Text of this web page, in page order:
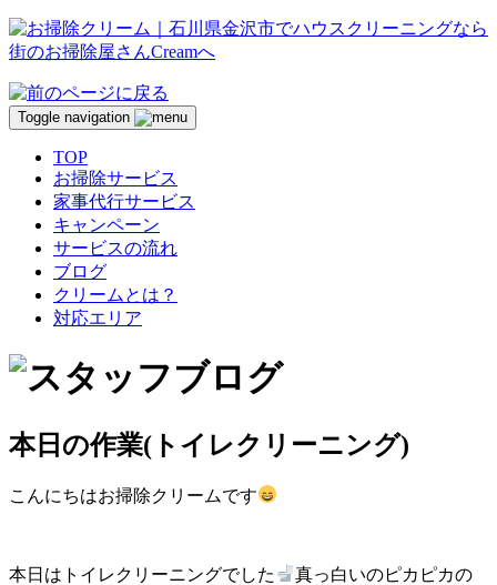
Toggle navigation
TOP
お掃除サービス
家事代行サービス
キャンペーン
サービスの流れ
ブログ
クリームとは？
対応エリア
本日の作業(トイレクリーニング)
こんにちはお掃除クリームです
本日はトイレクリーニングでした
真っ白いのピカピカの